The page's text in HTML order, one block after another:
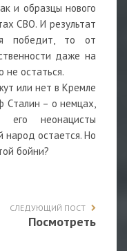
и образцы нового
СВО. И результат
победит, то от
даже на
не остаться.
или нет в Кремле
Сталин – о немцах,
его неонацисты
народ остается. Но
бойни?
СЛЕДУЮЩИЙ ПОСТ
Посмотреть